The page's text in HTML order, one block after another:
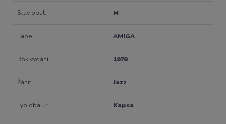
Stav obal M
Label AMIGA
Rok vydání 1978
Žánr Jazz
Typ obalu Kapsa